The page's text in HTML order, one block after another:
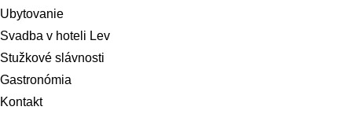
Ubytovanie
Svadba v hoteli Lev
Stužkové slávnosti
Gastronómia
Kontakt